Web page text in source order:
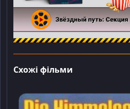
Схожі фільми